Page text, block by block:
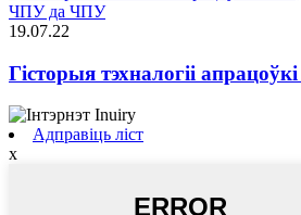
19.07.22
Гісторыя тэхналогіі
Адправіць ліст
x